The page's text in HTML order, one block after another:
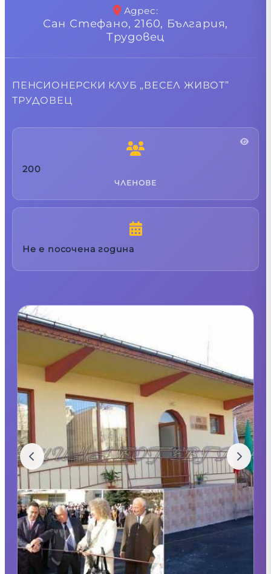
Адрес:
Сан Стефано, 2160, България,
Трудовец
ПЕНСИОНЕРСКИ КЛУБ „ВЕСЕЛ ЖИВОТ”
ТРУДОВЕЦ
200
ЧЛЕНОВЕ
Не е посочена година